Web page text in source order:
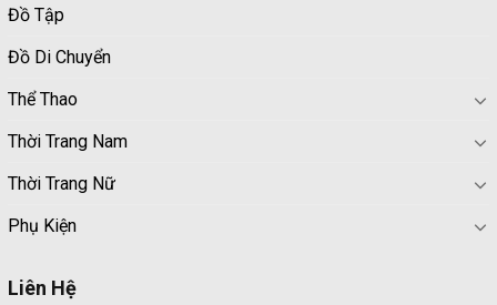
Đồ Tập
Đồ Di Chuyển
Thể Thao
Thời Trang Nam
Thời Trang Nữ
Phụ Kiện
Liên Hệ